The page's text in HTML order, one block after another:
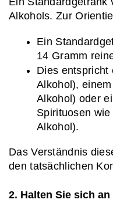
Alkohols. Zur
Ein
14 Gramm
Dies entspricht
Alkohol),
Alkohol) oder
Spirituosen
Alkohol).
Das Verständnis
den tatsächlichen
2. Halten Sie sich